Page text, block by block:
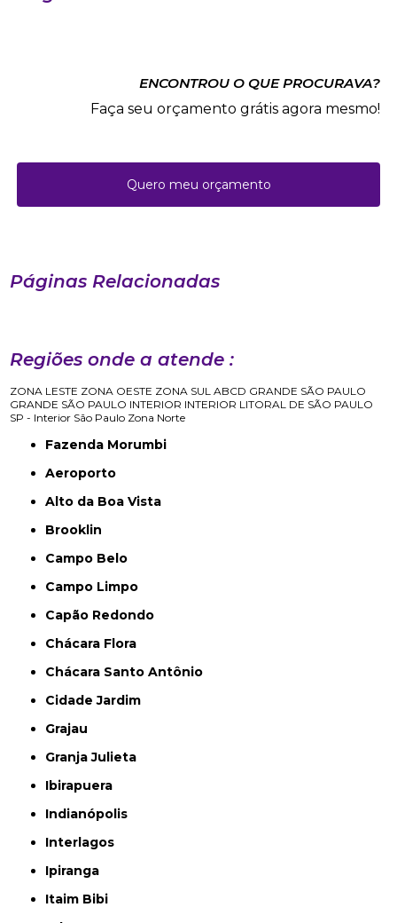
ENCONTROU O QUE PROCURAVA?
Faça seu orçamento grátis agora mesmo!
Quero meu orçamento
Páginas Relacionadas
Regiões onde a atende :
ZONA LESTE ZONA OESTE ZONA SUL ABCD GRANDE SÃO PAULO
GRANDE SÃO PAULO INTERIOR INTERIOR LITORAL DE SÃO PAULO
SP - Interior São Paulo Zona Norte
Fazenda Morumbi
Aeroporto
Alto da Boa Vista
Brooklin
Campo Belo
Campo Limpo
Capão Redondo
Chácara Flora
Chácara Santo Antônio
Cidade Jardim
Grajau
Granja Julieta
Ibirapuera
Indianópolis
Interlagos
Ipiranga
Itaim Bibi